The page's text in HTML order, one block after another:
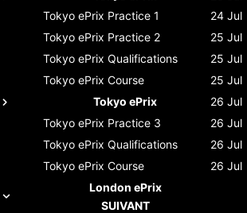
Tokyo ePrix Practice 1 24 Jul
Tokyo ePrix Practice 2 25 Jul
Tokyo ePrix Qualifications 25 Jul
Tokyo ePrix Course 25 Jul
Tokyo ePrix
26 Jul
Tokyo ePrix Practice 3 26 Jul
Tokyo ePrix Qualifications 26 Jul
Tokyo ePrix Course 26 Jul
London ePrix
SUIVANT